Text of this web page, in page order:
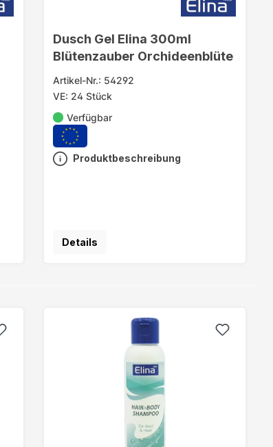
Dusch Gel Elina 300ml
Blütenzauber Orchideenblüte
Artikel-Nr.: 54292
VE: 24 Stück
Verfügbar
Produktbeschreibung
Details